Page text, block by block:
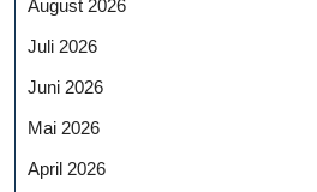
August 2026
Juli 2026
Juni 2026
Mai 2026
April 2026